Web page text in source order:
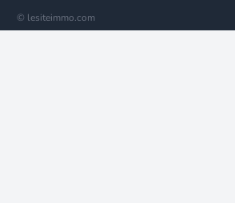
© lesiteimmo.com